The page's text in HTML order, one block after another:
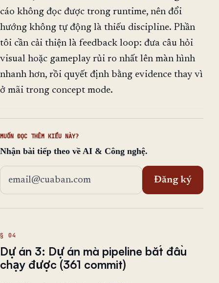
cáo không đọc được trong runtime, nên đổi
hướng không tự động là thiếu discipline. Phần
tôi cần cải thiện là feedback loop: đưa câu hỏi
visual hoặc gameplay rủi ro nhất lên màn hình
nhanh hơn, rồi quyết định bằng evidence thay vì
ở mãi trong concept mode.
MUỐN ĐỌC THÊM KIỂU NÀY?
Nhận bài tiếp theo về AI & Công nghệ.
Địa chỉ email
Đăng ký
Dự án 3: Dự án mà pipeline bắt đầu
chạy được (361 commit)